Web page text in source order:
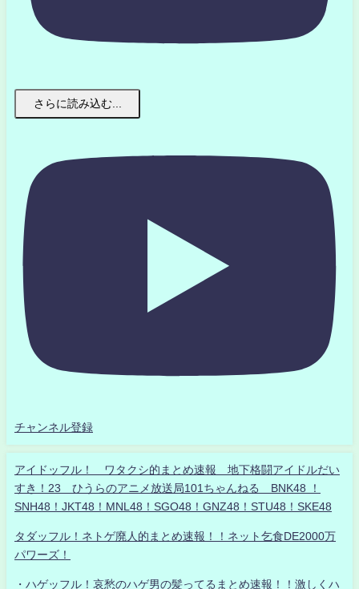
さらに読み込む...
チャンネル登録
アイドッフル！ ワタクシ的まとめ速報 地下格闘アイドルだい
すき！23 ひうらのアニメ放送局101ちゃんねる BNK48 ！
SNH48！JKT48！MNL48！SGO48！GNZ48！STU48！SKE48
タダッフル！ネトゲ廃人的まとめ速報！！ネット乞食DE2000万
パワーズ！
・ハゲッフル！哀愁のハゲ男の髪ってるまとめ速報！！激しくハ